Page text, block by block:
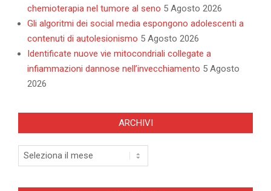
chemioterapia nel tumore al seno 5 Agosto 2026
Gli algoritmi dei social media espongono adolescenti a
contenuti di autolesionismo 5 Agosto 2026
Identificate nuove vie mitocondriali collegate a
infiammazioni dannose nell’invecchiamento 5 Agosto
2026
ARCHIVI
Archivi